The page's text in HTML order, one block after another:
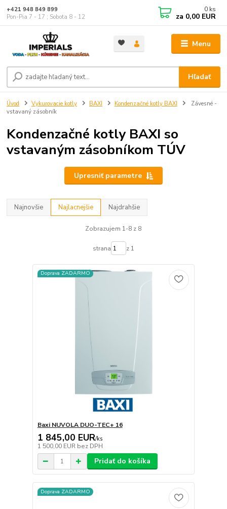
Menu
Hľadať
+421 948 849 899
Pon-Pia 7 - 17 ; Sobota 8 - 12
0 ks
za 0,00 EUR
Úvod Vykurovacie kotly BAXI Kondenzačné kotly BAXI
Závesné -
vstavaný zásobník
Kondenzačné kotly BAXI so
vstavaným zásobníkom TÚV
Upresniť parametre
Najnovšie Najlacnejšie Najdrahšie
Zobrazujem 1-8 z 8
strana z 1
Doprava ZADARMO
Baxi NUVOLA DUO-TEC+ 16
1 845,00 EUR/ks
1 500,00 EUR bez DPH
Pridať do košíka
Doprava ZADARMO